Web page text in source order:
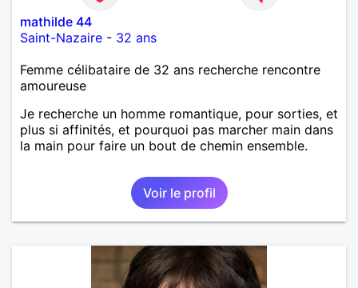
mathilde 44
Saint-Nazaire - 32 ans
Femme célibataire de 32 ans recherche rencontre
amoureuse
Je recherche un homme romantique, pour sorties, et
plus si affinités, et pourquoi pas marcher main dans
la main pour faire un bout de chemin ensemble.
Voir le profil